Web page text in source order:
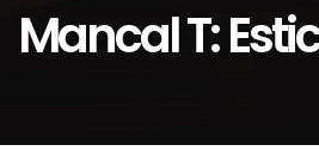
Mancal T: